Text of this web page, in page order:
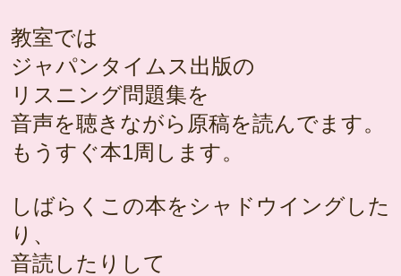
教室では
ジャパンタイムス出版の
リスニング問題集を
音声を聴きながら原稿を読んでます。
もうすぐ本1周します。
しばらくこの本をシャドウイングした
り、
音読したりして